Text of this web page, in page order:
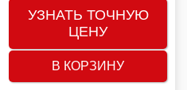
УЗНАТЬ ТОЧНУЮ
ЦЕНУ
В КОРЗИНУ